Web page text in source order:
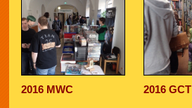
2016 MWC 2016 GCT